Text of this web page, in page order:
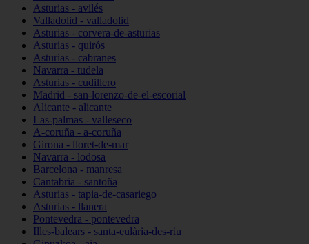
Asturias - avilés
Valladolid - valladolid
Asturias - corvera-de-asturias
Asturias - quirós
Asturias - cabranes
Navarra - tudela
Asturias - cudillero
Madrid - san-lorenzo-de-el-escorial
Alicante - alicante
Las-palmas - valleseco
A-coruña - a-coruña
Girona - lloret-de-mar
Navarra - lodosa
Barcelona - manresa
Cantabria - santoña
Asturias - tapia-de-casariego
Asturias - llanera
Pontevedra - pontevedra
Illes-balears - santa-eulària-des-riu